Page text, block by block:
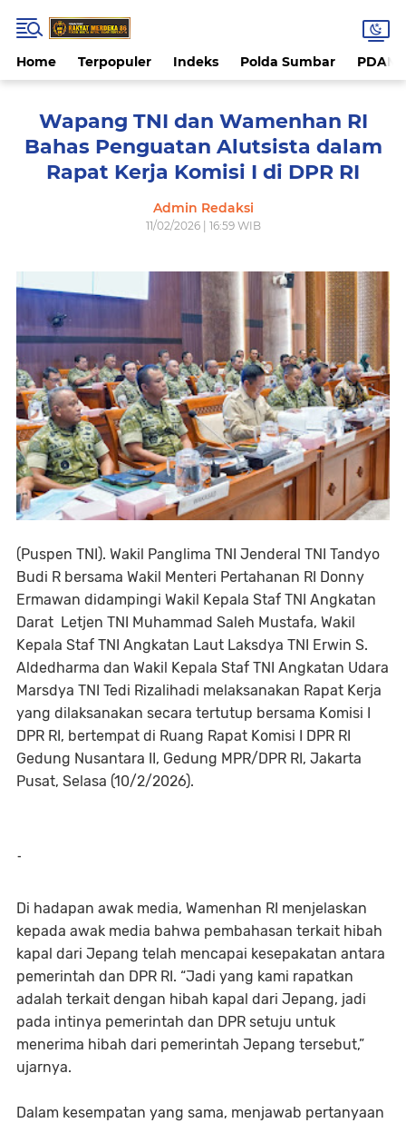
Home Terpopuler Indeks Polda Sumbar PDAM
Wapang TNI dan Wamenhan RI
Bahas Penguatan Alutsista dalam
Rapat Kerja Komisi I di DPR RI
Admin Redaksi
11/02/2026 | 16:59 WIB
(Puspen TNI). Wakil Panglima TNI Jenderal TNI Tandyo
Budi R bersama Wakil Menteri Pertahanan RI Donny
Ermawan didampingi Wakil Kepala Staf TNI Angkatan
Darat Letjen TNI Muhammad Saleh Mustafa, Wakil
Kepala Staf TNI Angkatan Laut Laksdya TNI Erwin S.
Aldedharma dan Wakil Kepala Staf TNI Angkatan Udara
Marsdya TNI Tedi Rizalihadi melaksanakan Rapat Kerja
yang dilaksanakan secara tertutup bersama Komisi I
DPR RI, bertempat di Ruang Rapat Komisi I DPR RI
Gedung Nusantara II, Gedung MPR/DPR RI, Jakarta
Pusat, Selasa (10/2/2026).
-
Di hadapan awak media, Wamenhan RI menjelaskan
kepada awak media bahwa pembahasan terkait hibah
kapal dari Jepang telah mencapai kesepakatan antara
pemerintah dan DPR RI. “Jadi yang kami rapatkan
adalah terkait dengan hibah kapal dari Jepang, jadi
pada intinya pemerintah dan DPR setuju untuk
menerima hibah dari pemerintah Jepang tersebut,”
ujarnya.
Dalam kesempatan yang sama, menjawab pertanyaan